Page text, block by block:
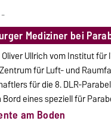
-
Mediziner bei
Oliver Ullrich vom Institut
für Luft- und
für die 8. DLR-
eines speziell für
am Boden